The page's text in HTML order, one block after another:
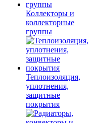
Коллекторы и
коллекторные
группы
Теплоизоляция,
уплотнения,
защитные
покрытия